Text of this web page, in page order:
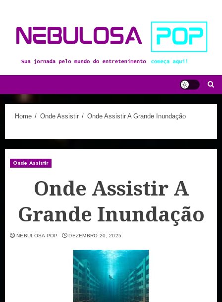
content
Home Onde Assistir Onde Assistir A Grande Inundação
Onde Assistir
Onde Assistir A
Grande Inundação
NEBULOSA POP DEZEMBRO 20, 2025